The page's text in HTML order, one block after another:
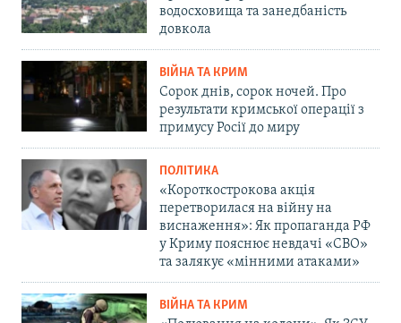
водосховища та занедбаність
довкола
ВІЙНА ТА КРИМ
Сорок днів, сорок ночей. Про
результати кримської операції з
примусу Росії до миру
ПОЛІТИКА
«Короткострокова акція
перетворилася на війну на
виснаження»: Як пропаганда РФ
у Криму пояснює невдачі «СВО»
та залякує «мінними атаками»
ВІЙНА ТА КРИМ